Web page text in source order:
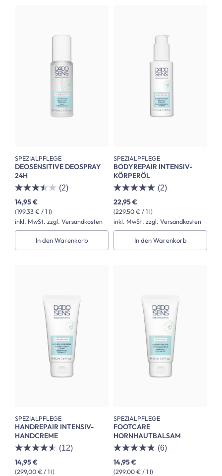
SPEZIALPFLEGE
DEOSENSITIVE DEOSPRAY
24H
(2)
(199,33 € / 1 l)
14,95 €
inkl. MwSt. zzgl. Versandkosten
In den Warenkorb
SPEZIALPFLEGE
BODYREPAIR INTENSIV-
KÖRPERÖL
(2)
(229,50 € / 1 l)
22,95 €
inkl. MwSt. zzgl. Versandkosten
In den Warenkorb
SPEZIALPFLEGE
HANDREPAIR INTENSIV-
HANDCREME
(12)
(299,00 € / 1 l)
14,95 €
SPEZIALPFLEGE
FOOTCARE
HORNHAUTBALSAM
(6)
(299,00 € / 1 l)
14,95 €